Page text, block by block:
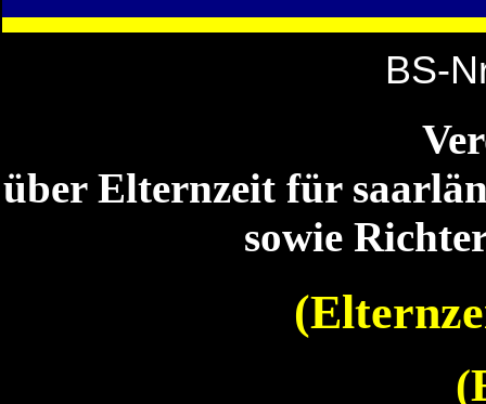
BS-
über Elternzeit für
sowie